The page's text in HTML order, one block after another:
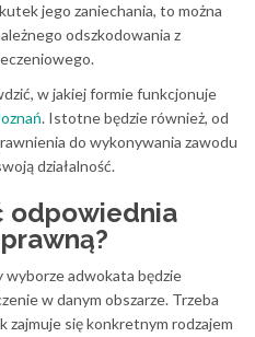
jego zaniechania, to można
odszkodowania z
w jakiej formie funkcjonuje
. Istotne będzie również, od
do wykonywania zawodu
działalność.
odpowiednia
adwokata będzie
w danym obszarze. Trzeba
zajmuje się konkretnym rodzajem